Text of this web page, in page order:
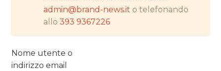
RICERCHE
PREVISIONI/SCENARI
admin@brand-news.it o telefonando
allo393 9367226
Nome utente o
indirizzo email